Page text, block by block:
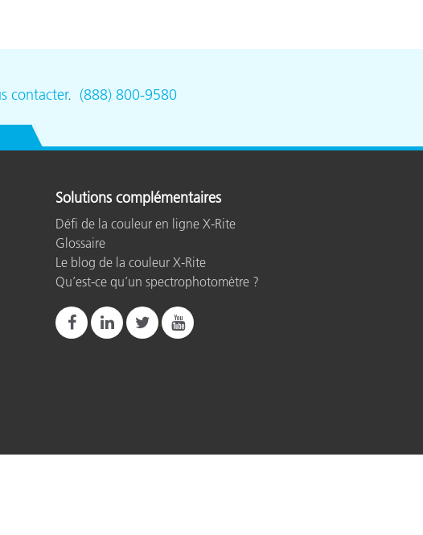
contacter. (888) 800-9580
Solutions complémentaires
Défi de la couleur en ligne X-Rite
Glossaire
Le blog de la couleur X-Rite
Qu’est-ce qu’un spectrophotomètre ?